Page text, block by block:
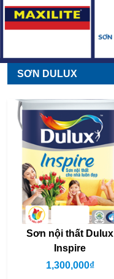
SƠN DULUX
Sơn nội thất Dulux
Inspire
1,300,000₫